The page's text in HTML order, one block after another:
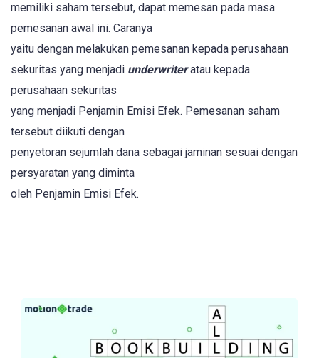
memiliki saham tersebut, dapat memesan pada masa
pemesanan awal ini. Caranya
yaitu dengan melakukan pemesanan kepada perusahaan
sekuritas yang menjadi underwriteratau kepada
perusahaan sekuritas
yang menjadi Penjamin Emisi Efek. Pemesanan saham
tersebut diikuti dengan
penyetoran sejumlah dana sebagai jaminan sesuai dengan
persyaratan yang diminta
oleh Penjamin Emisi Efek.